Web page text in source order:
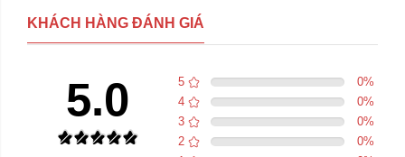
KHÁCH HÀNG ĐÁNH GIÁ
5.0 5 0%
4
0%
3
0%
2
0%